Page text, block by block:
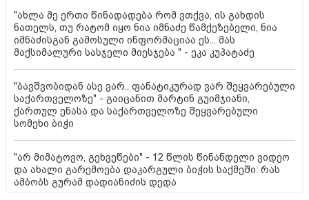
"ახლა მე ერთი წინადადება რომ ვთქვა, ის გახდის
ნათელს, თუ რატომ იყო ნია იმნაძე წამქეზებელი, ნია
იმნაძისგან გამოსული ინფორმაციაა ეს... მას
მაქსიმალური სასჯელი მიესჯება " - ეკა კუპატაძე
"ბავშვობიდან ასე ვარ.. ფანატიკურად ვარ შეყვარებული
საქართველოზე" - გაიცანით მარტინ გუიმჯიანი,
ქართულ ენასა და საქართველოზე შეყვარებული
სომეხი ბიჭი
"არ მიმატოვო, გეხვეწები" - 12 წლის წინანდელი ვიდეო
და ახალი გარემოება დაკარგული ბიჭის საქმეში: რას
ამბობს გურამ დადიანიძის დედა